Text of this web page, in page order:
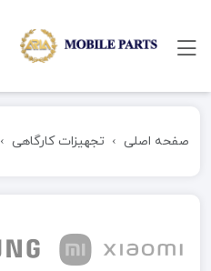
صفحه اصلی تجهیزات کارگاهی